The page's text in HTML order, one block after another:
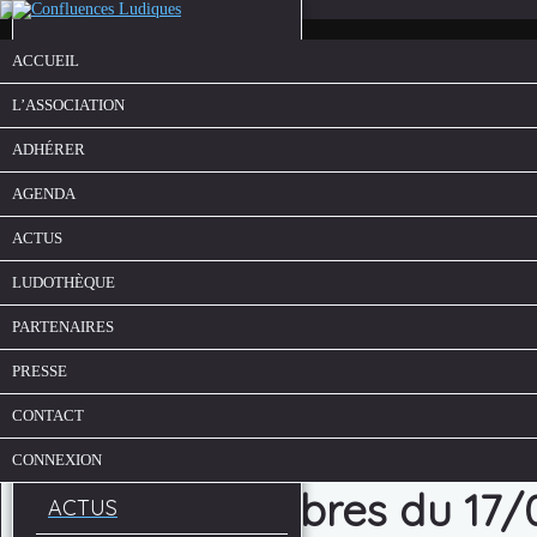
ACCUEIL
L’ASSOCIATION
ADHÉRER
AGENDA
ACTUS
LUDOTHÈQUE
PARTENAIRES
PRESSE
CONTACT
CONNEXION
ACCUEIL
L’ASSOCIATION
ADHÉRER
AGENDA
ACTUS
Soirée Jeux libres du